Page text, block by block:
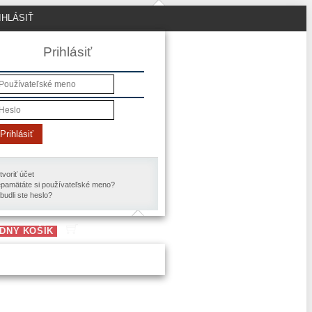
Prihlásiť
Prihlásiť
účet
si používateľské meno?
ste heslo?
KOŠÍK